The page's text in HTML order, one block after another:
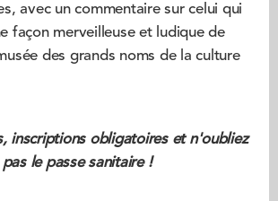
avec un commentaire sur celui qui
façon merveilleuse et ludique de
des grands noms de la culture
inscriptions obligatoires et n'oubliez
pas le passe sanitaire !